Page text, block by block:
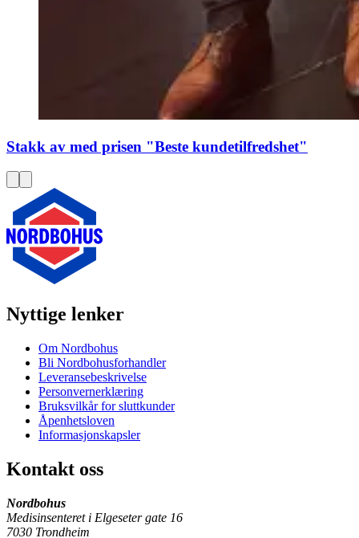
Stakk av med prisen "Beste kundetilfredshet"
Nyttige lenker
Om Nordbohus
Bli Nordbohusforhandler
Leveransebeskrivelse
Personvernerklæring
Bruksvilkår for sluttkunder
Åpenhetsloven
Informasjonskapsler
Kontakt oss
Nordbohus
Medisinsenteret i Elgeseter gate 16
7030 Trondheim